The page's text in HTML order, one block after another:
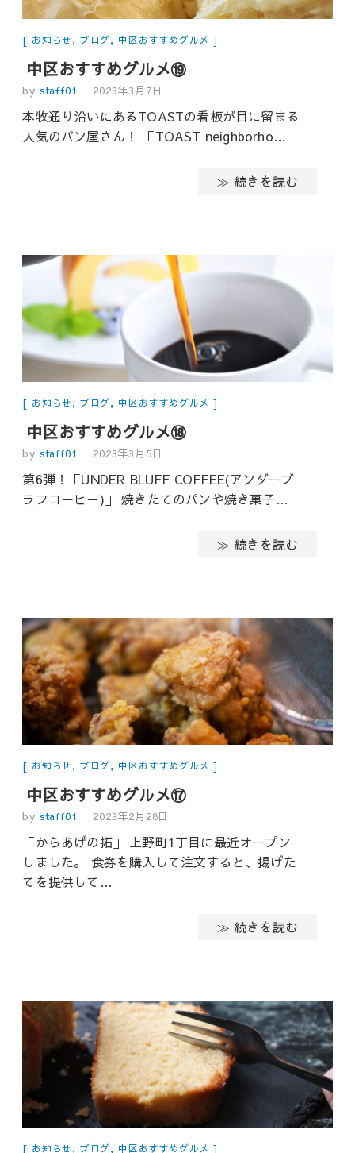
お知らせ, ブログ, 中区おすすめグルメ
中区おすすめグルメ⑲
by staff01 2023年3月7日
本牧通り沿いにあるTOASTの看板が目に留まる
人気のパン屋さん！ 「TOAST neighborho…
≫ 続きを読む
お知らせ, ブログ, 中区おすすめグルメ
中区おすすめグルメ⑱
by staff01 2023年3月5日
第6弾！「UNDER BLUFF COFFEE(アンダーブ
ラフコーヒー)」 焼きたてのパンや焼き菓子…
≫ 続きを読む
お知らせ, ブログ, 中区おすすめグルメ
中区おすすめグルメ⑰
by staff01 2023年2月28日
「からあげの拓」 上野町1丁目に最近オープン
しました。 食券を購入して注文すると、揚げた
てを提供して…
≫ 続きを読む
お知らせ, ブログ, 中区おすすめグルメ